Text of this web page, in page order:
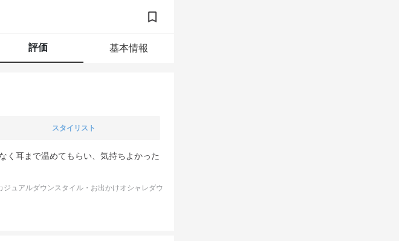
評価 基本情報
スタイリスト
く耳まで温めてもらい、気持ちよかった
ジュアルダウンスタイル・お出かけオシャレダウ